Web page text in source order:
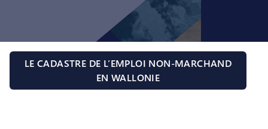
LE CADASTRE DE L’EMPLOI NON-MARCHAND
EN WALLONIE